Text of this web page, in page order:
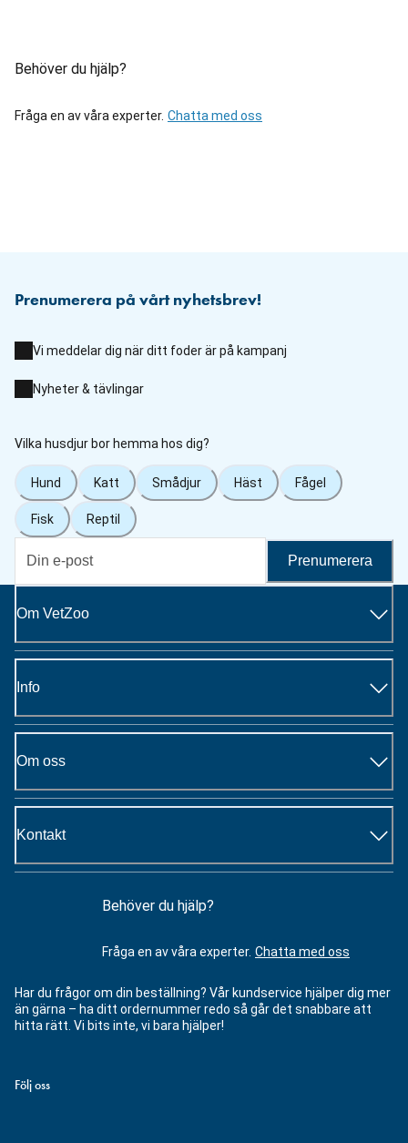
Behöver du hjälp?
Fråga en av våra experter. Chatta med oss
Prenumerera på vårt nyhetsbrev!
Vi meddelar dig när ditt foder är på kampanj
Nyheter & tävlingar
Vilka husdjur bor hemma hos dig?
Hund Katt Smådjur Häst Fågel
Fisk Reptil
Prenumerera
Om VetZoo
Info
Om oss
Kontakt
Behöver du hjälp?
Fråga en av våra experter. Chatta med oss
Har du frågor om din beställning? Vår kundservice hjälper dig mer
än gärna – ha ditt ordernummer redo så går det snabbare att
hitta rätt. Vi bits inte, vi bara hjälper!
Följ oss